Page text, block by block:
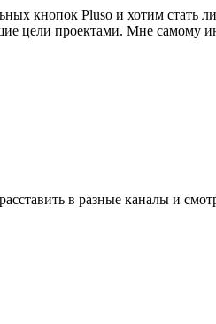
кнопок Pluso и хотим стать
цели проектами. Мне самому
в разные каналы и